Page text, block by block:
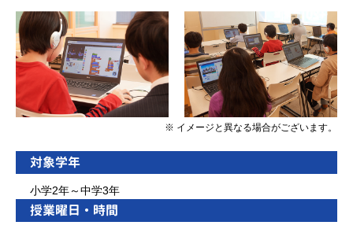
※ イメージと異なる場合がございます。
対象学年
小学2年～中学3年
授業曜日・時間